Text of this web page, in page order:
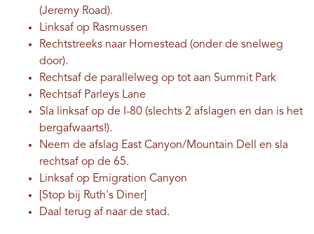
(Jeremy Road).
Linksaf op Rasmussen
Rechtstreeks naar Homestead (onder de snelweg
door).
Rechtsaf de parallelweg op tot aan Summit Park
Rechtsaf Parleys Lane
Sla linksaf op de I-80 (slechts 2 afslagen en dan is het
bergafwaarts!).
Neem de afslag East Canyon/Mountain Dell en sla
rechtsaf op de 65.
Linksaf op Emigration Canyon
[Stop bij Ruth's Diner]
Daal terug af naar de stad.